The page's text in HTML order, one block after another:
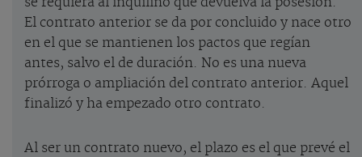
El contrato anterior se da por concluido y nace otro
en el que se mantienen los pactos que regían
antes, salvo el de duración. No es una nueva
prórroga o ampliación del contrato anterior. Aquel
finalizó y ha empezado otro contrato.
Al ser un contrato nuevo, el plazo es el que prevé el